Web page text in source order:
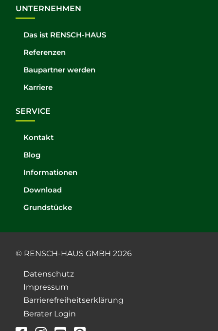
UNTERNEHMEN
Das ist RENSCH-HAUS
Referenzen
Baupartner werden
Karriere
SERVICE
Kontakt
Blog
Informationen
Download
Grundstücke
© RENSCH-HAUS GMBH 2026
Datenschutz
Impressum
Barrierefreiheitserklärung
Berater Login